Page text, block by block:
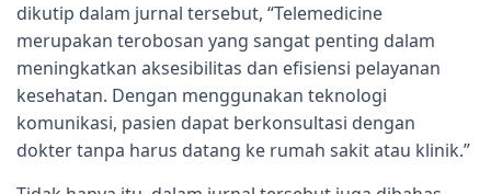
dikutip dalam jurnal tersebut, “Telemedicine
merupakan terobosan yang sangat penting dalam
meningkatkan aksesibilitas dan efisiensi pelayanan
kesehatan. Dengan menggunakan teknologi
komunikasi, pasien dapat berkonsultasi dengan
dokter tanpa harus datang ke rumah sakit atau klinik.”